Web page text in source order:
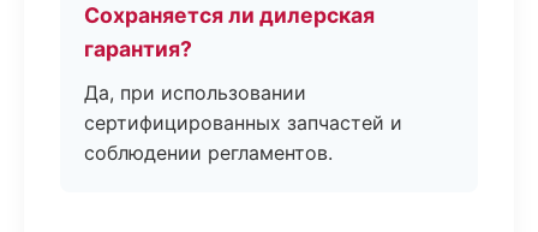
Сохраняется ли дилерская
гарантия?
Да, при использовании
сертифицированных запчастей и
соблюдении регламентов.